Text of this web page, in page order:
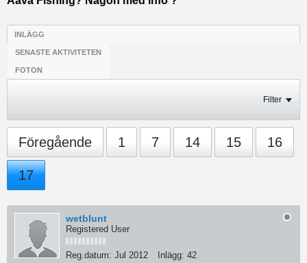
INLÄGG
SENASTE AKTIVITETEN
FOTON
Filter
Föregående 1 7 14 15 16
17
wetblunt
Registered User
Reg.datum: Jul 2012 Inlägg: 42